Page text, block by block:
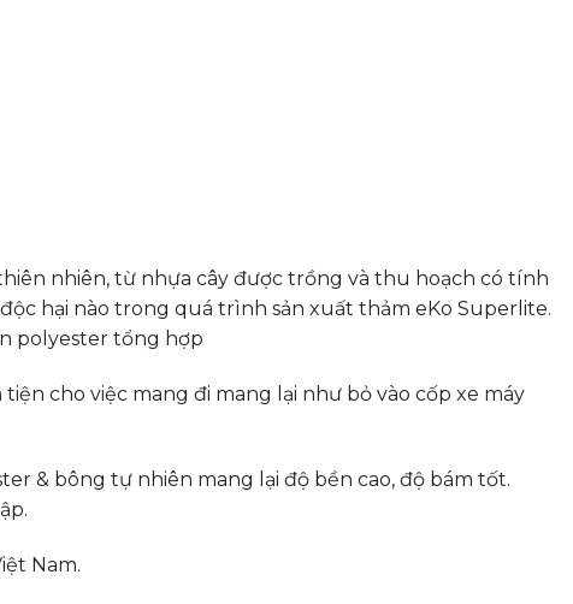
nhiên, từ nhựa cây được trồng và thu hoạch có tính
hại nào trong quá trình sản xuất thảm eKo Superlite.
polyester tổng hợp
cho việc mang đi mang lại như bỏ vào cốp xe máy
& bông tự nhiên mang lại độ bền cao, độ bám tốt.
Nam.